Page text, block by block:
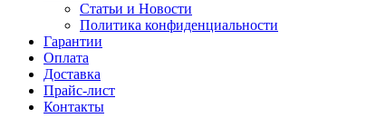
Статьи и Новости
Политика конфиденциальности
Гарантии
Оплата
Доставка
Прайс-лист
Контакты